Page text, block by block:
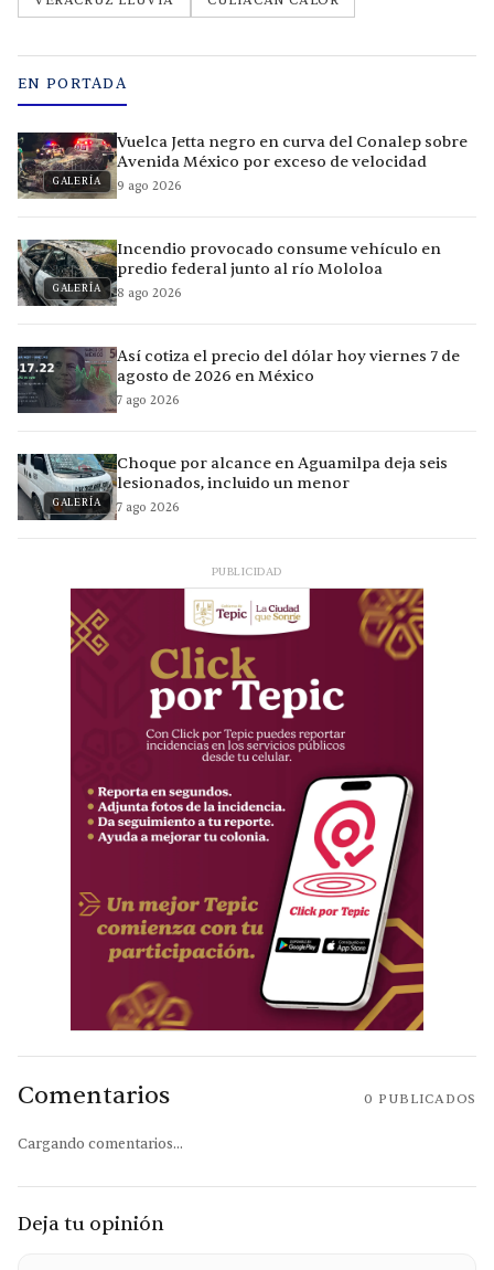
EN PORTADA
GALERÍA
Vuelca Jetta negro en curva del Conalep sobre
Avenida México por exceso de velocidad
9 ago 2026
GALERÍA
Incendio provocado consume vehículo en
predio federal junto al río Mololoa
8 ago 2026
Así cotiza el precio del dólar hoy viernes 7 de
agosto de 2026 en México
7 ago 2026
GALERÍA
Choque por alcance en Aguamilpa deja seis
lesionados, incluido un menor
7 ago 2026
PUBLICIDAD
Comentarios 0 PUBLICADOS
Cargando comentarios...
Deja tu opinión